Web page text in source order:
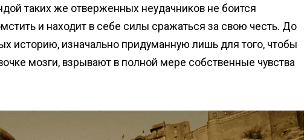
таких же отверженных неудачников не боится
и находит в себе силы сражаться за свою честь. До
историю, изначально придуманную лишь для того, чтобы
мозги, взрывают в полной мере собственные чувства